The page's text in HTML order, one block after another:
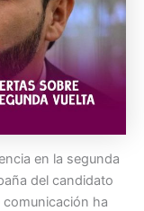
en la segunda
del candidato
ha